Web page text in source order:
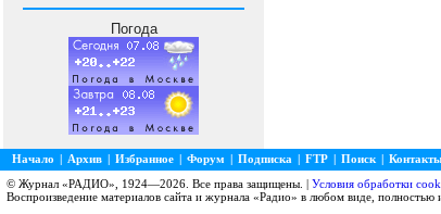
Погода
Начало | Архив | Избранное | Форум | Подписка | FTP | Поиск |
© Журнал «РАДИО», 1924—2026. Все права защищены. | Условия обработки
Воспроизведение материалов сайта и журнала «Радио» в любом виде,